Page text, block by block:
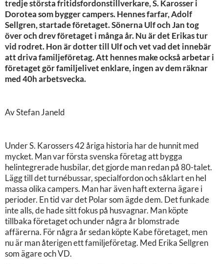
tredje största fritidsfordonstillverkare, S. Karosser i
Dorotea som bygger campers. Hennes farfar, Adolf
Sellgren, startade företaget. Sönerna Ulf och Jan tog
över och drev företaget i många år. Nu är det Erikas tur
vid rodret. Hon är dotter till Ulf och vet vad det innebär
att driva familjeföretag. Att hennes make också arbetar i
företaget gör familjelivet enklare, ingen av dem räknar
med 40h arbetsvecka.
Av Stefan Janeld
Under S. Karossers 42 åriga historia har de hunnit med
mycket. Man var första svenska företag att bygga
helintegrerade husbilar, det gjorde man redan på 80-talet.
Lägg till det turnébussar, specialfordon och såklart en hel
massa olika campers. Man har även haft externa ägare i
perioder. En tid var det Polar som ägde dem. Det funkade
inte alls, de hade sitt fokus på husvagnar. Man köpte
tillbaka företaget och under några år blomstrade
affärerna. För några år sedan köpte Kabe företaget, men
nu är man återigen ett familjeföretag. Med Erika Sellgren
som ägare och VD.